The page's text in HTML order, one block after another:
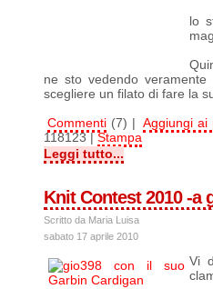
lo
ne sto vedendo
scegliere un filato di fare la
Commenti (7) | Aggiungi ai
118123 |Stampa
Leggi tutto...
Knit Contest 2010 -a
Scritto da Maria Luisa
sabato 17 aprile 2010
Vi